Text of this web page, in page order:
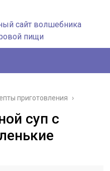
приготовления ›
суп с